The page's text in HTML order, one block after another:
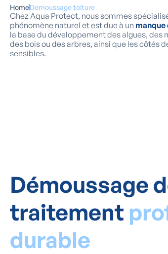
HomeDemoussage toiture
Chez Aqua Protect, nous sommes
phénomène naturel et est due à un
la base du développement des algues, des
des bois ou des arbres, ainsi que les côtés
sensibles.
Démoussage
traitement
durable